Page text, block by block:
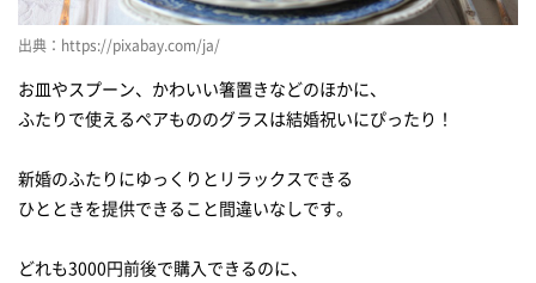
出典：https://pixabay.com/ja/
お皿やスプーン、かわいい箸置きなどのほかに、
ふたりで使えるペアもののグラスは結婚祝いにぴったり！
新婚のふたりにゆっくりとリラックスできる
ひとときを提供できること間違いなしです。
どれも3000円前後で購入できるのに、